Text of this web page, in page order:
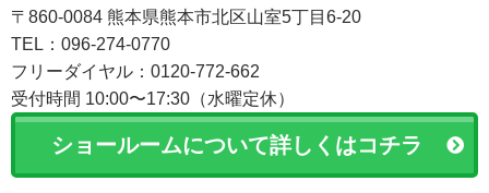
〒860-0084 熊本県熊本市北区山室5丁目6-20
TEL：096-274-0770
フリーダイヤル：0120-772-662
受付時間 10:00〜17:30（水曜定休）
ショールームについて詳しくはコチラ